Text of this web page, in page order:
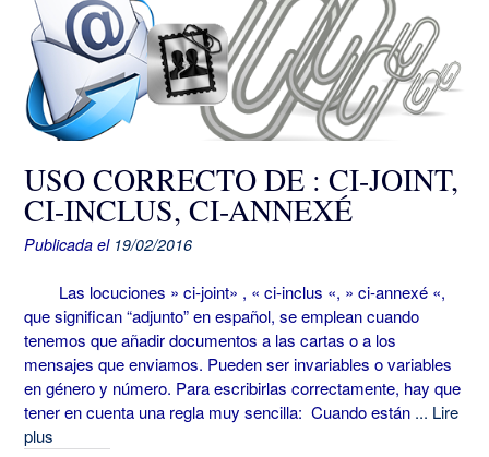
USO CORRECTO DE : CI-JOINT,
CI-INCLUS, CI-ANNEXÉ
Publicada el 19/02/2016
Las locuciones » ci-joint» , « ci-inclus «, » ci-annexé «,
que significan “adjunto” en español, se emplean cuando
tenemos que añadir documentos a las cartas o a los
mensajes que enviamos. Pueden ser invariables o variables
en género y número. Para escribirlas correctamente, hay que
tener en cuenta una regla muy sencilla: Cuando están ... Lire
plus